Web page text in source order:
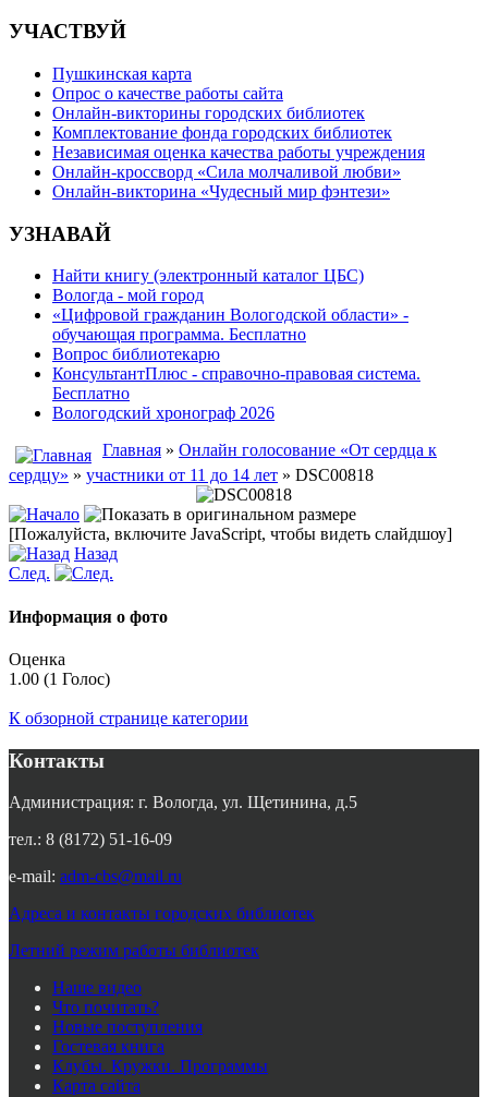
УЧАСТВУЙ
Пушкинская карта
Опрос о качестве работы сайта
Онлайн-викторины городских библиотек
Комплектование фонда городских библиотек
Независимая оценка качества работы учреждения
Онлайн-кроссворд «Сила молчаливой любви»
Онлайн-викторина «Чудесный мир фэнтези»
УЗНАВАЙ
Найти книгу (электронный каталог ЦБС)
Вологда - мой город
«Цифровой гражданин Вологодской области» -
обучающая программа. Бесплатно
Вопрос библиотекарю
КонсультантПлюс - справочно-правовая система.
Бесплатно
Вологодский хронограф 2026
Главная » Онлайн голосование «От сердца к
сердцу» » участники от 11 до 14 лет » DSC00818
[Пожалуйста, включите JavaScript, чтобы видеть слайдшоу]
Назад
След.
Информация о фото
Оценка
1.00 (1 Голос)
К обзорной странице категории
Контакты
Администрация: г. Вологда, ул. Щетинина, д.5
тел.: 8 (8172) 51-16-09
e-mail: adm-cbs@mail.ru
Адреса и контакты городских библиотек
Летний режим работы библиотек
Наше видео
Что почитать?
Новые поступления
Гостевая книга
Клубы. Кружки. Программы
Карта сайта